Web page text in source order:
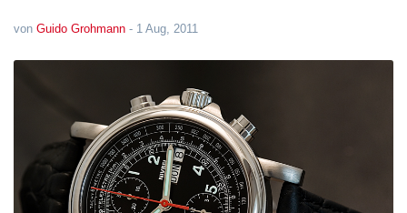
von Guido Grohmann - 1 Aug, 2011